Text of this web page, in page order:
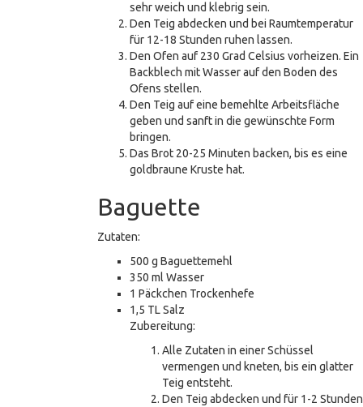
sehr weich und klebrig sein.
Den Teig abdecken und bei Raumtemperatur
für 12-18 Stunden ruhen lassen.
Den Ofen auf 230 Grad Celsius vorheizen. Ein
Backblech mit Wasser auf den Boden des
Ofens stellen.
Den Teig auf eine bemehlte Arbeitsfläche
geben und sanft in die gewünschte Form
bringen.
Das Brot 20-25 Minuten backen, bis es eine
goldbraune Kruste hat.
Baguette
Zutaten:
500 g Baguettemehl
350 ml Wasser
1 Päckchen Trockenhefe
1,5 TL Salz
Zubereitung:
Alle Zutaten in einer Schüssel
vermengen und kneten, bis ein glatter
Teig entsteht.
Den Teig abdecken und für 1-2 Stunden